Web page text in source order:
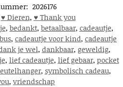
2026176
♥︎ Dieren, ♥︎ Thank you
, bedankt, betaalbaar, cadeautje,
, cadeautje voor kind, cadeautje
je wel, dankbaar, geweldig,
, lief cadeautje, lief gebaar, pocket
, symbolisch cadeau,
, vriendschap